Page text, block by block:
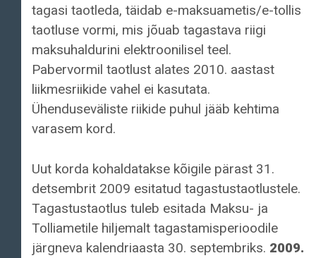
tagasi taotleda, täidab e-maksuametis/e-tollis
taotluse vormi, mis jõuab tagastava riigi
maksuhaldurini elektroonilisel teel.
Pabervormil taotlust alates 2010. aastast
liikmesriikide vahel ei kasutata.
Ühenduseväliste riikide puhul jääb kehtima
varasem kord.
Uut korda kohaldatakse kõigile pärast 31.
detsembrit 2009 esitatud tagastustaotlustele.
Tagastustaotlus tuleb esitada Maksu- ja
Tolliametile hiljemalt tagastamisperioodile
järgneva kalendriaasta 30. septembriks. 2009.